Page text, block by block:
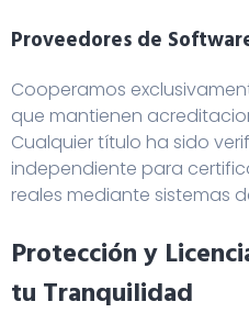
Proveedores de
Cooperamos
que mantienen
Cualquier título ha sido
independiente para
reales mediante sistemas
Protección y
tu Tranquilidad